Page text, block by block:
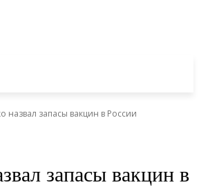
назвал запасы вакцин в России
запасы вакцин в